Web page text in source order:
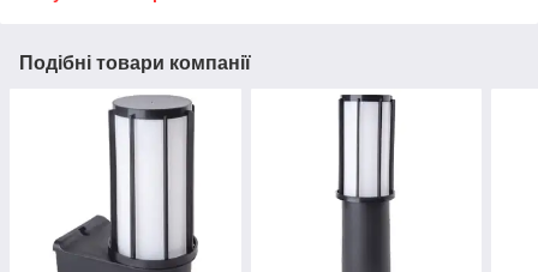
Подібні товари компанії